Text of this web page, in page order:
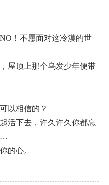
！不愿面对这冷漠的世
屋顶上那个乌发少年便带
以相信的？
活下去，许久许久你都忘
的心。